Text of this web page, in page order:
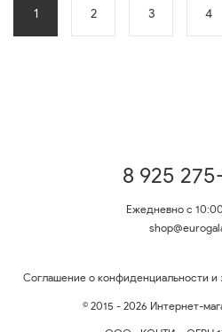
1 2 3 4
8 925
Ежедневно с
Соглашение о конфиденциальности
© 2015 - 2026 Интернет-